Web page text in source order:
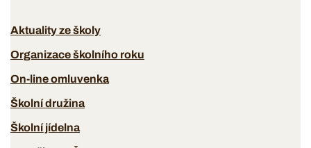
Aktuality ze školy
Organizace školního roku
On-line omluvenka
Školní družina
Školní jídelna